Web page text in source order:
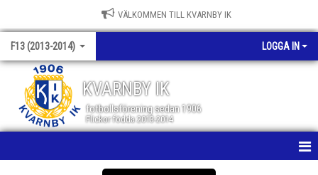
VÄLKOMMEN TILL KVARNBY IK
F13 (2013-2014) LOGGA IN
KVARNBY IK
fotbollsförening sedan 1906
Flickor födda 2013-2014